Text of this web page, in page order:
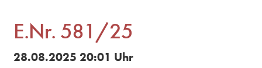
E.Nr. 581/25
28.08.2025 20:01 Uhr